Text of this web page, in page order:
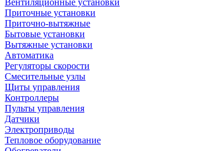
Вентиляционные установки
Приточные установки
Приточно-вытяжные
Бытовые установки
Вытяжные установки
Автоматика
Регуляторы скорости
Смесительные узлы
Щиты управления
Контроллеры
Пульты управления
Датчики
Электроприводы
Тепловое оборудование